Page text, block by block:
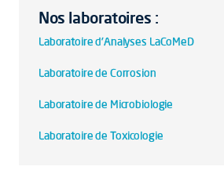
Nos laboratoires :
Laboratoire d'Analyses LaCoMeD
Laboratoire de Corrosion
Laboratoire de Microbiologie
Laboratoire de Toxicologie